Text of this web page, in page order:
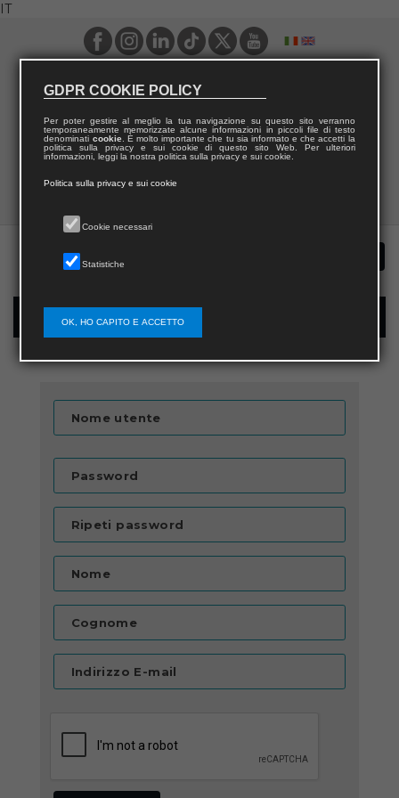
IT
Registrazione nuovo utente per acquisti sul sito
Nome utente
Password
Ripeti password
Nome
Cognome
Indirizzo E-mail
GDPR COOKIE POLICY
Per poter gestire al meglio la tua navigazione su questo sito verranno
temporaneamente memorizzate alcune informazioni in piccoli file di testo
denominati cookie. È molto importante che tu sia informato e che accetti la
politica sulla privacy e sui cookie di questo sito Web. Per ulteriori
informazioni, leggi la nostra politica sulla privacy e sui cookie.
Politica sulla privacy e sui cookie
Cookie necessari
Statistiche
OK, HO CAPITO E ACCETTO